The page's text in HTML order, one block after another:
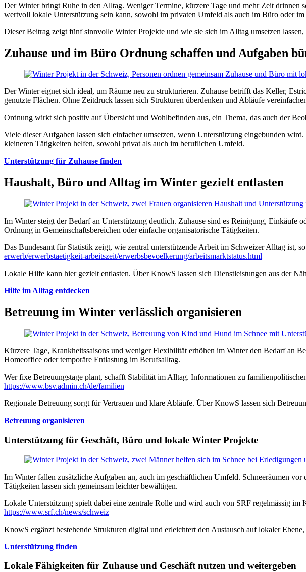
Der Winter bringt Ruhe in den Alltag. Weniger Termine, kürzere Tage und mehr Zeit drinnen
wertvoll lokale Unterstützung sein kann, sowohl im privaten Umfeld als auch im Büro oder
Dieser Beitrag zeigt fünf sinnvolle Winter Projekte und wie sie sich im Alltag umsetzen
Zuhause und im Büro Ordnung schaffen und Aufgaben
Der Winter eignet sich ideal, um Räume neu zu strukturieren. Zuhause betrifft das Keller,
genutzte Flächen. Ohne Zeitdruck lassen sich Strukturen überdenken und Abläufe
Ordnung wirkt sich positiv auf Übersicht und Wohlbefinden aus, ein Thema, das auch der
Viele dieser Aufgaben lassen sich einfacher umsetzen, wenn Unterstützung eingebunden
kleineren Tätigkeiten helfen, sowohl privat als auch im beruflichen Umfeld.
Unterstützung für Zuhause finden
Haushalt, Büro und Alltag im Winter gezielt entlasten
Im Winter steigt der Bedarf an Unterstützung deutlich. Zuhause sind es Reinigung, Einkäufe
Ordnung in Gemeinschaftsbereichen oder einfache organisatorische Tätigkeiten.
Das Bundesamt für Statistik zeigt, wie zentral unterstützende Arbeit im Schweizer Alltag ist,
erwerb/erwerbstaetigkeit-arbeitszeit/erwerbsbevoelkerung/arbeitsmarktstatus.html
Lokale Hilfe kann hier gezielt entlasten. Über KnowS lassen sich Dienstleistungen aus der
Hilfe im Alltag entdecken
Betreuung im Winter verlässlich organisieren
Kürzere Tage, Krankheitssaisons und weniger Flexibilität erhöhen im Winter den Bedarf an
Homeoffice oder temporäre Entlastung im Berufsalltag.
Wer fixe Betreuungstage plant, schafft Stabilität im Alltag. Informationen zu
https://www.bsv.admin.ch/de/familien
Regionale Betreuung sorgt für Vertrauen und klare Abläufe. Über KnowS lassen sich
Betreuung organisieren
Unterstützung für Geschäft, Büro und lokale Winter Projekte
Im Winter fallen zusätzliche Aufgaben an, auch im geschäftlichen Umfeld. Schneeräumen
Tätigkeiten lassen sich gemeinsam leichter bewältigen.
Lokale Unterstützung spielt dabei eine zentrale Rolle und wird auch von SRF regelmässig
https://www.srf.ch/news/schweiz
KnowS ergänzt bestehende Strukturen digital und erleichtert den Austausch auf lokaler
Unterstützung finden
Lokale Fähigkeiten für Zuhause und Geschäft nutzen und weitergeben